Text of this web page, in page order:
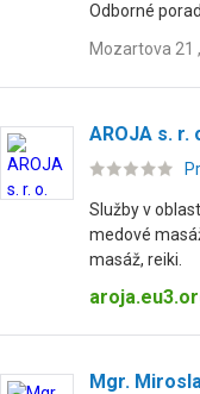
Odborné
Mozartova 21
AROJA s. r.
Služby v
medové
masáž, reiki.
Mgr.